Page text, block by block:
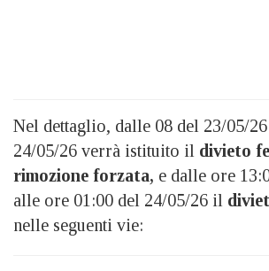
Nel dettaglio, dalle 08 del 23/05/
24/05/26 verrà istituito il divieto
rimozione forzata, e dalle ore
alle ore 01:00 del 24/05/26 il
nelle seguenti vie: